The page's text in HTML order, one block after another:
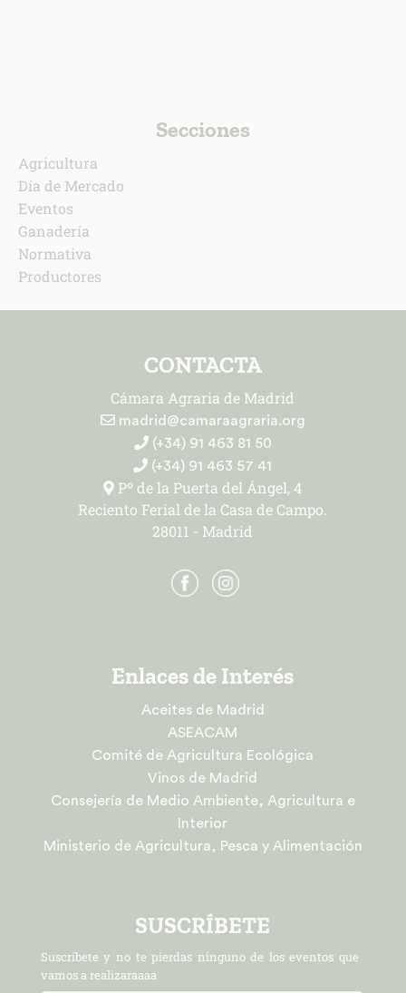
Secciones
Agricultura
Día de Mercado
Eventos
Ganadería
Normativa
Productores
CONTACTA
Cámara Agraria de Madrid
madrid@camaraagraria.org
(+34) 91 463 81 50
(+34) 91 463 57 41
Pº de la Puerta del Ángel, 4
Reciento Ferial de la Casa de Campo.
28011 - Madrid
Enlaces de Interés
Aceites de Madrid
ASEACAM
Comité de Agricultura Ecológica
Vinos de Madrid
Consejería de Medio Ambiente, Agricultura e
Interior
Ministerio de Agricultura, Pesca y Alimentación
SUSCRÍBETE
Suscríbete y no te pierdas ninguno de los eventos que
vamos a realizaraaaa